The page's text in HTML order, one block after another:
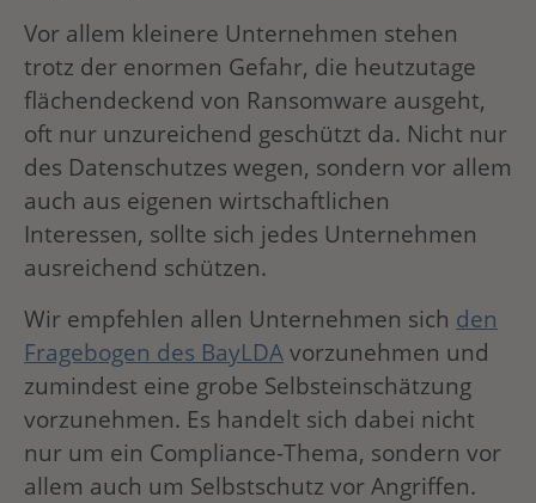
Vor allem kleinere Unternehmen stehen
trotz der enormen Gefahr, die heutzutage
flächendeckend von Ransomware ausgeht,
oft nur unzureichend geschützt da. Nicht nur
des Datenschutzes wegen, sondern vor allem
auch aus eigenen wirtschaftlichen
Interessen, sollte sich jedes Unternehmen
ausreichend schützen.
Wir empfehlen allen Unternehmen sich den
Fragebogen des BayLDAvorzunehmen und
zumindest eine grobe Selbsteinschätzung
vorzunehmen. Es handelt sich dabei nicht
nur um ein Compliance-Thema, sondern vor
allem auch um Selbstschutz vor Angriffen.